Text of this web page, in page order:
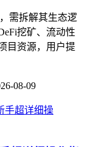
需拆解其生态逻
挖矿、流动性
目资源，用户提
08-09